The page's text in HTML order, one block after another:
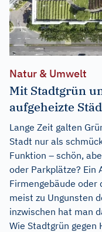
Natur & Umwelt
Mit Stadtgrün
aufgeheizte
Lange Zeit galten
Stadt nur als
Funktion – schön,
oder Parkplätze? Ein
Firmengebäude oder
meist zu Ungunsten
inzwischen hat man
Wie Stadtgrün gegen